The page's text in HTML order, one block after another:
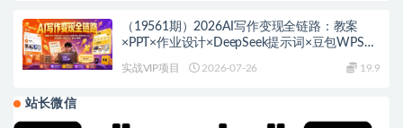
（19561期）2026AI写作变现全链路：教案
×PPT×作业设计×DeepSeek提示词×豆包WPS
实战VIP项目 2026-07-26 19.9
站长微信